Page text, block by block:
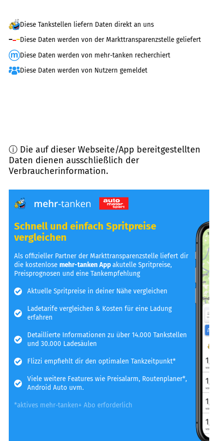
Diese Tankstellen liefern Daten direkt an uns
Diese Daten werden von der Markttransparenzstelle geliefert
Diese Daten werden von mehr-tanken recherchiert
Diese Daten werden von Nutzern gemeldet
ⓘ Die auf dieser Webseite/App bereitgestellten
Daten dienen ausschließlich der
Verbraucherinformation.
Schnell und einfach Spritpreise
vergleichen
Als offizieller Partner der Markttransparenzstelle liefert dir
die kostenlosemehr-tanken Appakutelle Spritpreise,
Preisprognosen und eine Tankempfehlung
Aktuelle Spritpreise in deiner Nähe vergleichen
Ladetarife vergleichen & Kosten für eine Ladung
erfahren
Detaillierte Informationen zu über 14.000 Tankstellen
und 30.000 Ladesäulen
Flizzi empfiehlt dir den optimalen Tankzeitpunkt*
Viele weitere Features wie Preisalarm, Routenplaner*,
Android Auto uvm.
*aktives mehr-tanken+ Abo erforderlich